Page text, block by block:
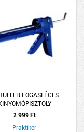
FOGASLÉCES
2 999 Ft
Praktiker